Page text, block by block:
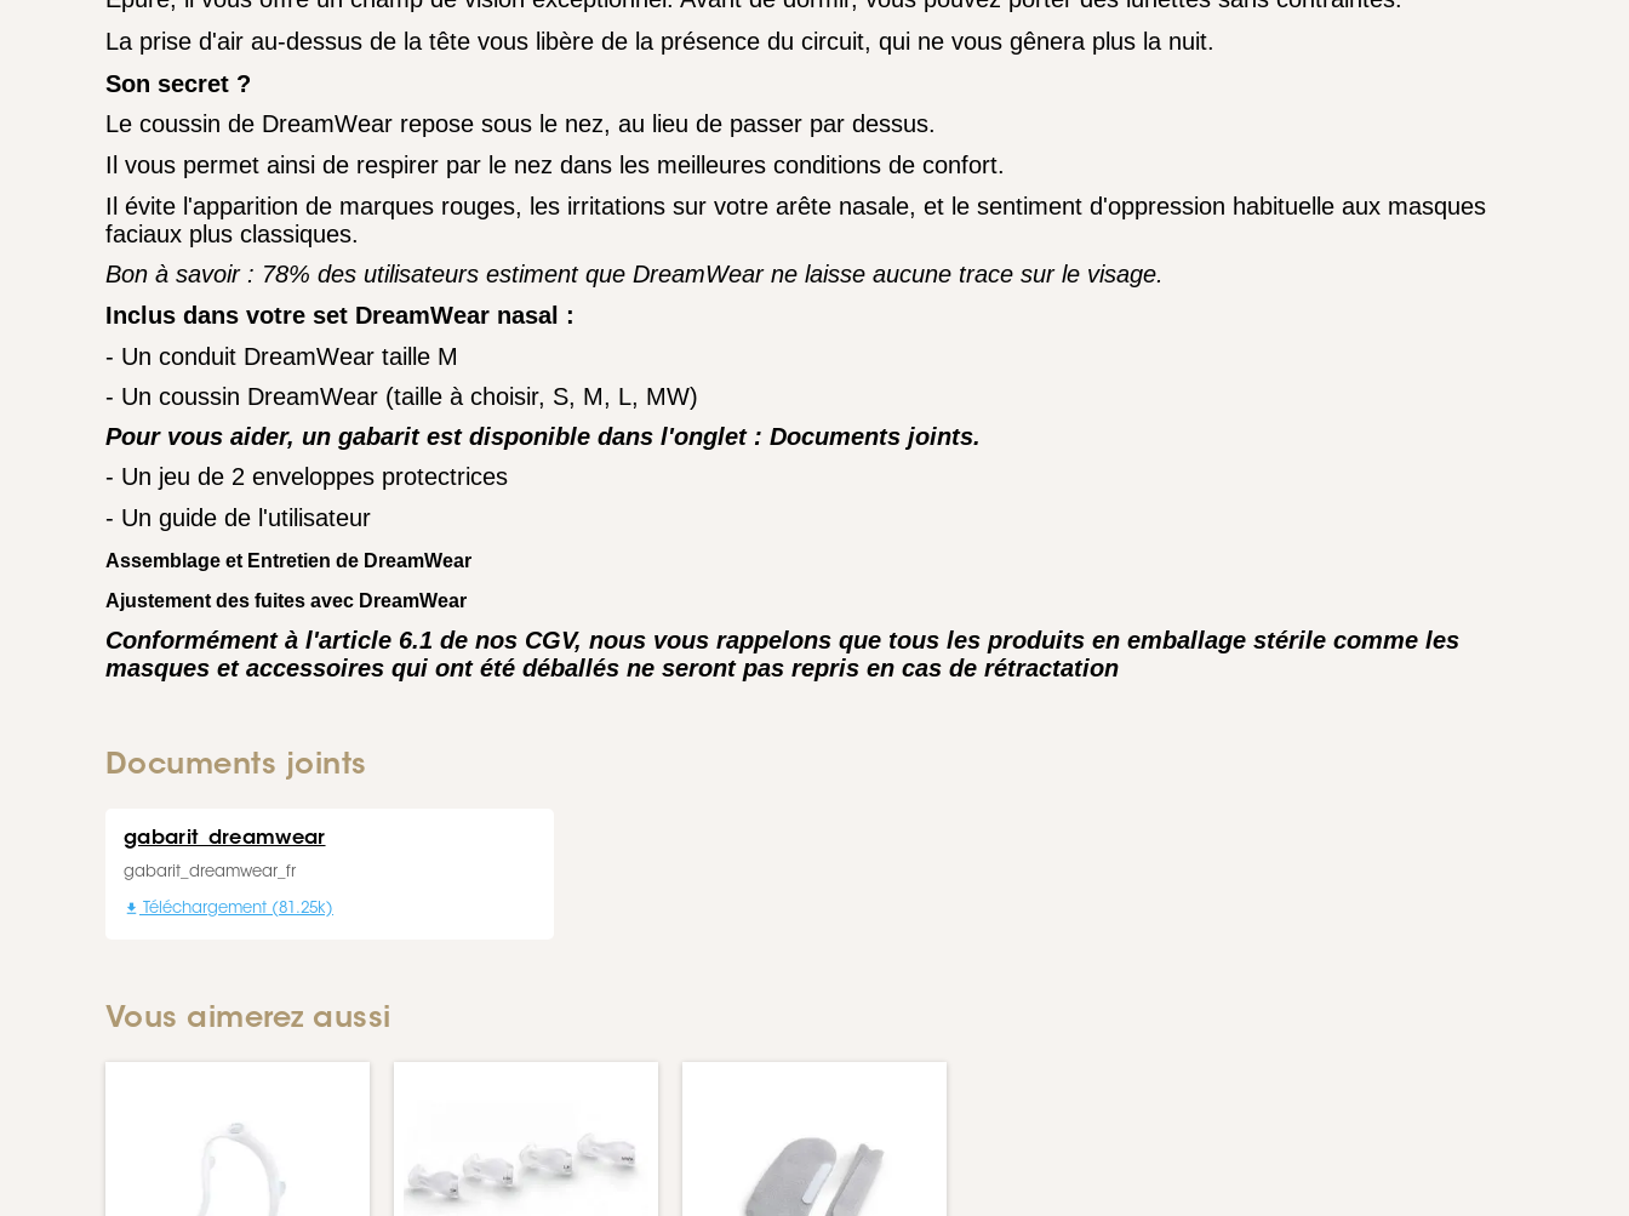
La prise d'air au-dessus de la tête vous libère de la présence du circuit, qui ne vous gênera plus la nuit.
Son secret ?
Le coussin de DreamWear repose sous le nez, au lieu de passer par dessus.
Il vous permet ainsi de respirer par le nez dans les meilleures conditions de confort.
Il évite l'apparition de marques rouges, les irritations sur votre arête nasale, et le sentiment d'oppression habituelle aux masques
faciaux plus classiques.
Bon à savoir : 78% des utilisateurs estiment que DreamWear ne laisse aucune trace sur le visage.
Inclus dans votre set DreamWear nasal :
- Un conduit DreamWear taille M
- Un coussin DreamWear (taille à choisir, S, M, L, MW)
Pour vous aider, un gabarit est disponible dans l'onglet : Documents joints.
- Un jeu de 2 enveloppes protectrices
- Un guide de l'utilisateur
Assemblage et Entretien de DreamWear
Ajustement des fuites avec DreamWear
Conformément à l'article 6.1 de nos CGV, nous vous rappelons que tous les produits en emballage stérile comme les
masques et accessoires qui ont été déballés ne seront pas repris en cas de rétractation
Documents joints
gabarit_dreamwear
gabarit_dreamwear_fr
 Téléchargement (81.25k)
Vous aimerez aussi